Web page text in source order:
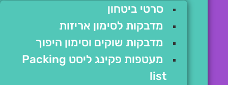
סרטי ביטחון
מדבקות לסימון אריזות
מדבקות שוקים וסימון היפוך
מעטפות פקינג ליסט Packing
list